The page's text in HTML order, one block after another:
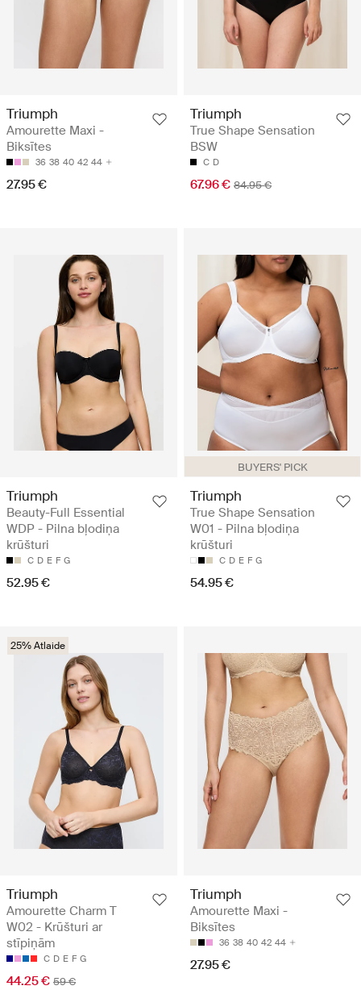
Triumph
Amourette Maxi -
Biksītes
36 38 40 42 44
27.95 €
Triumph
True Shape Sensation
BSW
C D
67.96 € 84.95 €
Triumph
Beauty-Full Essential
WDP - Pilna bļodiņa
krūšturi
C D E F G
52.95 €
BUYERS' PICK
Triumph
True Shape Sensation
W01 - Pilna bļodiņa
krūšturi
C D E F G
54.95 €
25% Atlaide
Triumph
Amourette Charm T
W02 - Krūšturi ar
stīpiņām
C D E F G
44.25 € 59 €
Triumph
Amourette Maxi -
Biksītes
36 38 40 42 44
27.95 €